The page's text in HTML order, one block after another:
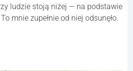
ludzie stoją niżej — na podstawie
mnie zupełnie od niej odsunęło.